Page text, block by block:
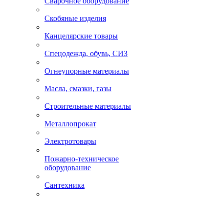
Скобяные изделия
Канцелярские товары
Спецодежда, обувь, СИЗ
Огнеупорные материалы
Масла, смазки, газы
Строительные материалы
Металлопрокат
Электротовары
Пожарно-техническое
оборудование
Сантехника